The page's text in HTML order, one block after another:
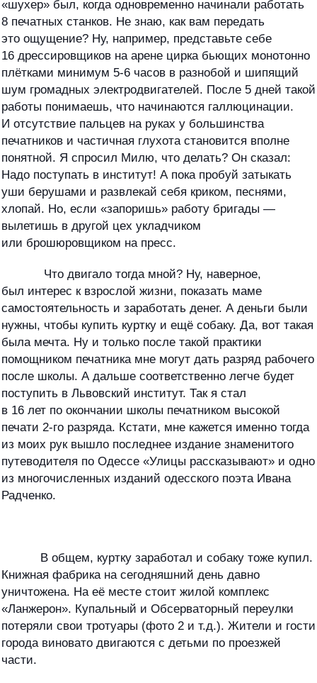
«шухер» был, когда одновременно начинали работать
8 печатных станков. Не знаю, как вам передать
это ощущение? Ну, например, представьте себе
16 дрессировщиков на арене цирка бьющих монотонно
плётками минимум 5-6 часов в разнобой и шипящий
шум громадных электродвигателей. После 5 дней такой
работы понимаешь, что начинаются галлюцинации.
И отсутствие пальцев на руках у большинства
печатников и частичная глухота становится вполне
понятной. Я спросил Милю, что делать? Он сказал:
Надо поступать в институт! А пока пробуй затыкать
уши берушами и развлекай себя криком, песнями,
хлопай. Но, если «запоришь» работу бригады —
вылетишь в другой цех укладчиком
или брошюровщиком на пресс.
Что двигало тогда мной? Ну, наверное,
был интерес к взрослой жизни, показать маме
самостоятельность и заработать денег. А деньги были
нужны, чтобы купить куртку и ещё собаку. Да, вот такая
была мечта. Ну и только после такой практики
помощником печатника мне могут дать разряд рабочего
после школы. А дальше соответственно легче будет
поступить в Львовский институт. Так я стал
в 16 лет по окончании школы печатником высокой
печати 2-го разряда. Кстати, мне кажется именно тогда
из моих рук вышло последнее издание знаменитого
путеводителя по Одессе «Улицы рассказывают» и одно
из многочисленных изданий одесского поэта Ивана
Радченко.
В общем, куртку заработал и собаку тоже купил.
Книжная фабрика на сегодняшний день давно
уничтожена. На её месте стоит жилой комплекс
«Ланжерон». Купальный и Обсерваторный переулки
потеряли свои тротуары (фото 2 и т.д.). Жители и гости
города виновато двигаются с детьми по проезжей
части.